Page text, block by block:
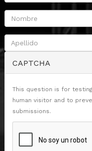
CAPTCHA
This question is for
human visitor and to
submissions.